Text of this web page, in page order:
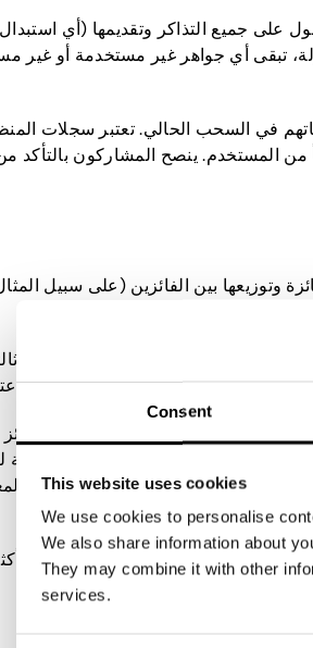
Consent
This website uses cookies
We use cookies to personalise
We also share information about
They may combine it with other
services.
جميع التذاكر وتقديمها (أي استبدال
جولة، تبقى أي جواهر غير مستخدمة أو
في السحب الحالي. تعتبر سجلات المنظم
ينصح المشاركون بالتأكد
بين الفائزين (على سبيل
جولة من قبل المنظم أو من قبل أطراف
الوحيدون المؤهلون للحصول على
سيتم تحويل الجوائز إلى محفظة حساب كل فائز داخل التطبيق مباشرة بعد التحقق من
تقديم تفاصيل دفع دقيقة
الناتجة عن معالج الدفع أو
الذين لديهم عدة تذاكر الفوز